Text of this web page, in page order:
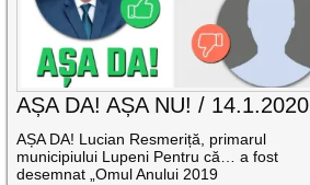
AȘA DA! AȘA NU! / 14.1.2020
AȘA DA! Lucian Resmeriță, primarul
municipiului Lupeni Pentru că… a fost
desemnat „Omul Anului 2019